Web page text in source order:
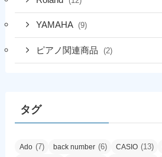
YAMAHA (9)
ピアノ関連商品 (2)
タグ
Ado (7) back number (6) CASIO (13)